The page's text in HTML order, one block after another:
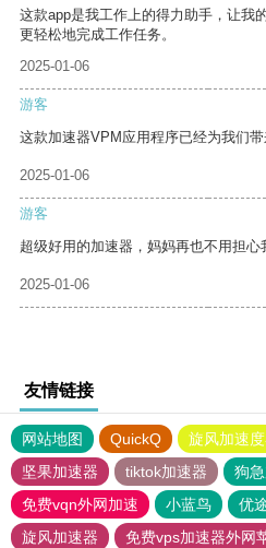
这款app是我工作上的得力助手，让我
更轻松地完成工作任务。
2025-01-06
游客
这款加速器VPM应用程序已经为我们带
2025-01-06
游客
超级好用的加速器，妈妈再也不用担心
2025-01-06
友情链接
网站地图 QuickQ 旋风加速
坚果加速器
tiktok加速器
狗
免费vqn外网加速
小蓝鸟 优
旋风加速器
免费vps加速器外网